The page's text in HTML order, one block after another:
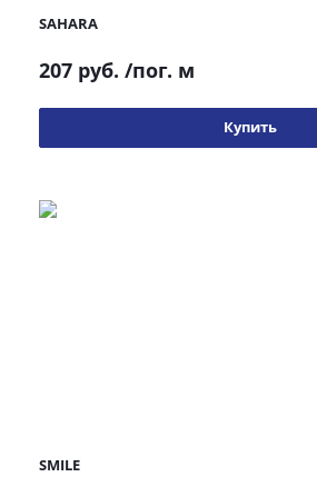
SAHARA
207 руб. /пог. м
Купить
SMILE